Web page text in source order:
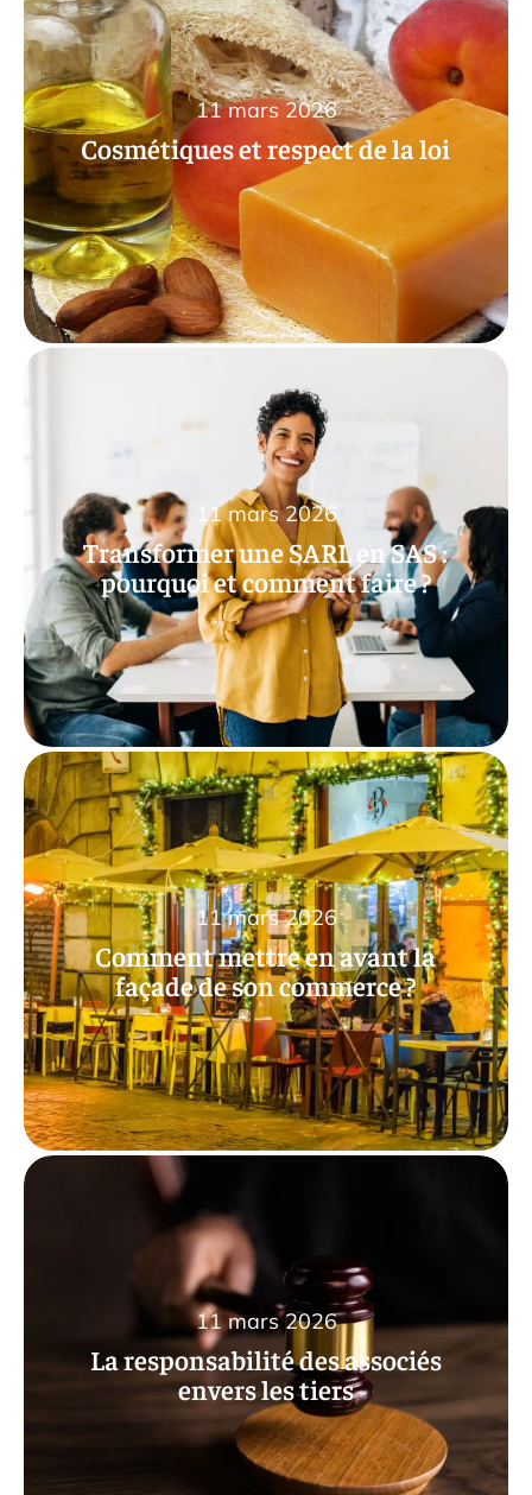
Cosmétiques et respect de la loi
11 mars 2026
Transformer une SARL en SAS :
pourquoi et comment faire ?
11 mars 2026
Comment mettre en avant la
façade de son commerce ?
11 mars 2026
La responsabilité des associés
envers les tiers
11 mars 2026